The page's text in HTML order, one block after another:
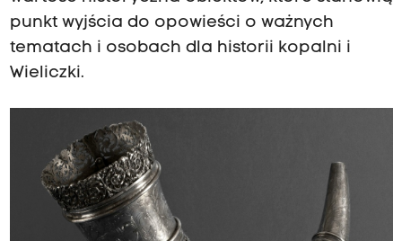
punkt wyjścia do opowieści o ważnych
tematach i osobach dla historii kopalni i
Wieliczki.